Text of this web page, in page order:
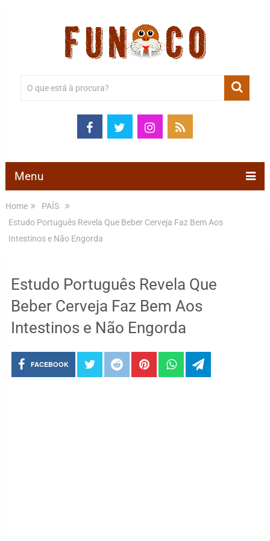
Menu
Home
PAÍS
Estudo Português Revela Que Beber Cerveja Faz Bem Aos
Intestinos e Não Engorda
Estudo Português Revela Que
Beber Cerveja Faz Bem Aos
Intestinos e Não Engorda
FACEBOOK